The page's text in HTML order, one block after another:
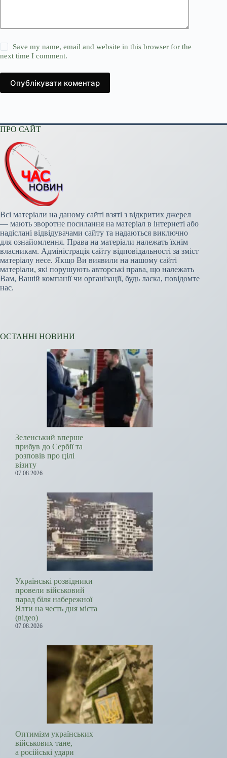
Save my name, email and website in this browser for the
next time I comment.
Опублікувати коментар
ПРО САЙТ
Всі матеріали на даному сайті взяті з відкритих джерел
— мають зворотне посилання на матеріал в інтернеті або
надіслані відвідувачами сайту та надаються виключно
для ознайомлення. Права на матеріали належать їхнім
власникам. Адміністрація сайту відповідальності за зміст
матеріалу несе. Якщо Ви виявили на нашому сайті
матеріали, які порушують авторські права, що належать
Вам, Вашій компанії чи організації, будь ласка, повідомте
нас.
ОСТАННІ НОВИНИ
Зеленський вперше
прибув до Сербії та
розповів про цілі
візиту
07.08.2026
Українські розвідники
провели військовий
парад біля набережної
Ялти на честь дня міста
(відео)
07.08.2026
Оптимізм українських
військових тане,
а російські удари